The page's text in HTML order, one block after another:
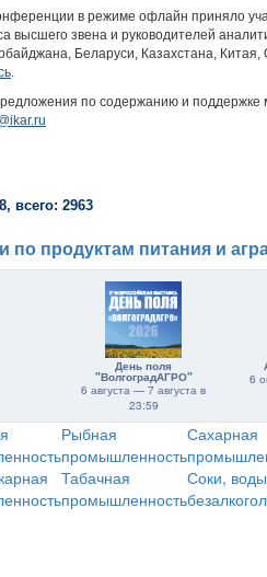
в режиме офлайн приняло
высшего звена и руководителей
Беларуси, Казахстана,
.
по содержанию и поддержке
всего: 2963
по продуктам питания и
День поля
"ВолгоградАГРО"
6 августа — 7 августа в
23:59
6
Рыбная
промышленность
Сахарная
Табачная
промышленность
Соки,